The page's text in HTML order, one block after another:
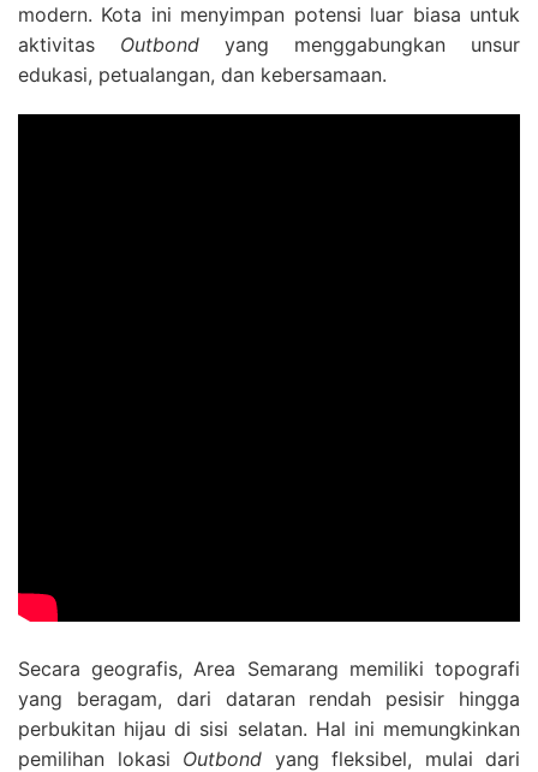
modern. Kota ini menyimpan potensi luar biasa untuk
aktivitas Outbond yang menggabungkan unsur
edukasi, petualangan, dan kebersamaan.
Secara geografis, Area Semarang memiliki topografi
yang beragam, dari dataran rendah pesisir hingga
perbukitan hijau di sisi selatan. Hal ini memungkinkan
pemilihan lokasi Outbond yang fleksibel, mulai dari